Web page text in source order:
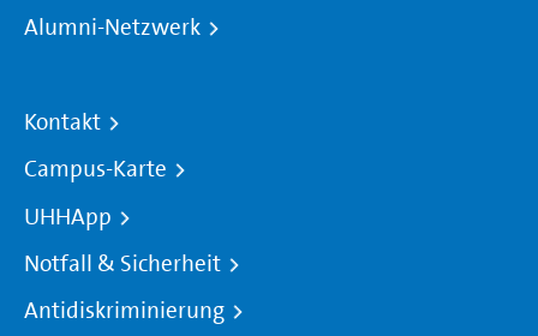
Alumni-Netzwerk
Kontakt
Campus-Karte
UHHApp
Notfall & Sicherheit
Antidiskriminierung